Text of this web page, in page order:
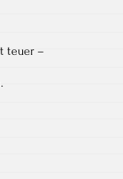
teuer –